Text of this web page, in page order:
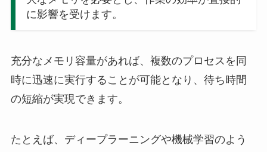
に影響を受けます。
充分なメモリ容量があれば、複数のプロセスを同
時に迅速に実行することが可能となり、待ち時間
の短縮が実現できます。
たとえば、ディープラーニングや機械学習のよう